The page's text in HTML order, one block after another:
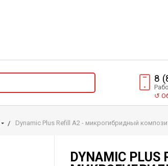
8
↺
Dynamic Plus Refill А2 - микрогибридный
DYNAMIC PLUS